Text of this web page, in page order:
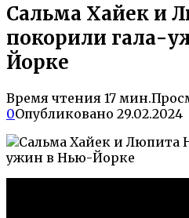
Сальма Хайек и
покорили гала-
Йорке
Время чтения 17 мин.
0Опубликовано 29.02.2024